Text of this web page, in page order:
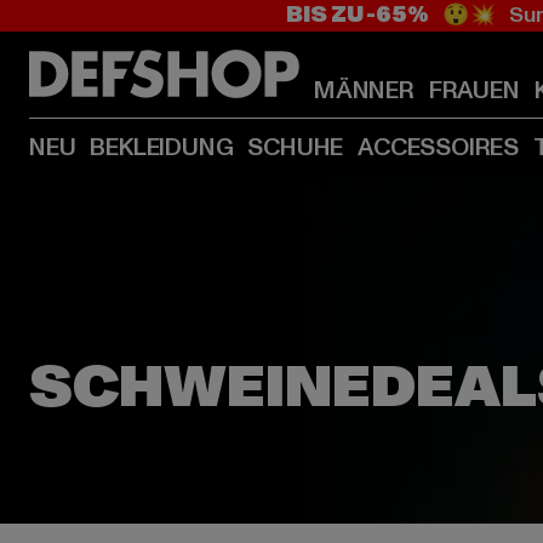
BIS ZU -65% 😲💥
MÄNNER FRAUEN
NEU BEKLEIDUNG SCHUHE ACCESSOIRES